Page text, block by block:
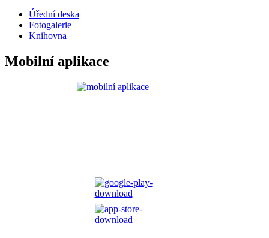
Úřední deska
Fotogalerie
Knihovna
Mobilní aplikace